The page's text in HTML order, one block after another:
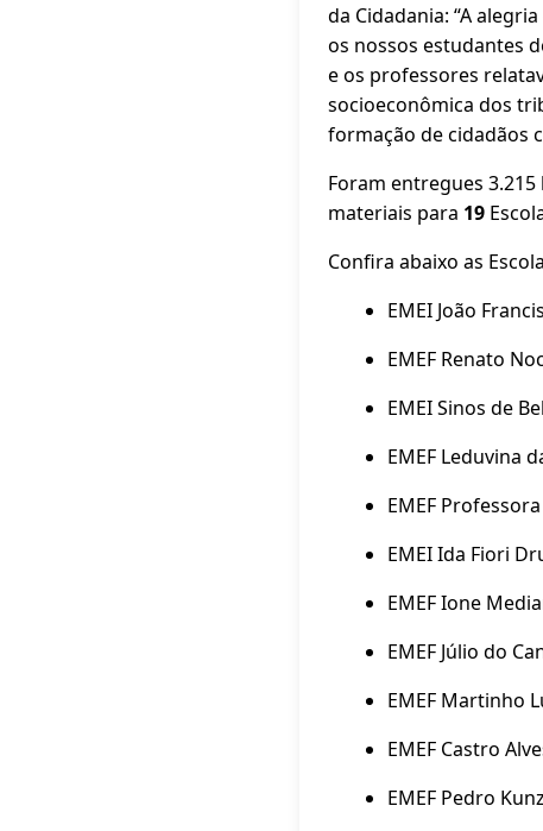
da Cidadania: “A
os nossos estudantes
e os professores
socioeconômica dos
formação de cidadãos
Foram entregues
materiais para 19
Confira abaixo as
EMEI João
EMEF Renato
EMEI Sinos de
EMEF Leduvina
EMEF
EMEI Ida Fiori
EMEF Ione
EMEF Júlio do
EMEF Martinho
EMEF Castro
EMEF Pedro Kunz